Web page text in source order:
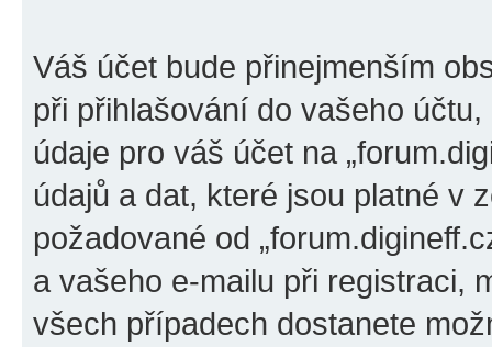
Váš účet bude přinejmenším
při přihlašování do vašeho
údaje pro váš účet na
údajů a dat, které jsou platné v
požadované od
a vašeho e-mailu při registraci,
všech případech dostanete